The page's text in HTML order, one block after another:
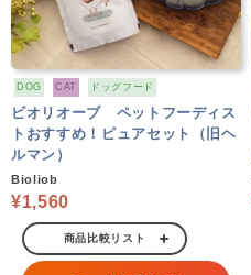
DOG CAT ドッグフード
ビオリオーブ ペットフーディス
トおすすめ！ピュアセット（旧ヘ
ルマン）
Bioliob
¥1,560
商品比較リスト